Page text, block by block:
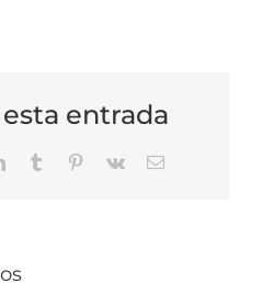
entrada
LinkedInTumblr Pinterest
Vk
Correo